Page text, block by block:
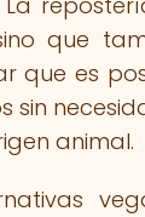
que
que es
sin
animal.